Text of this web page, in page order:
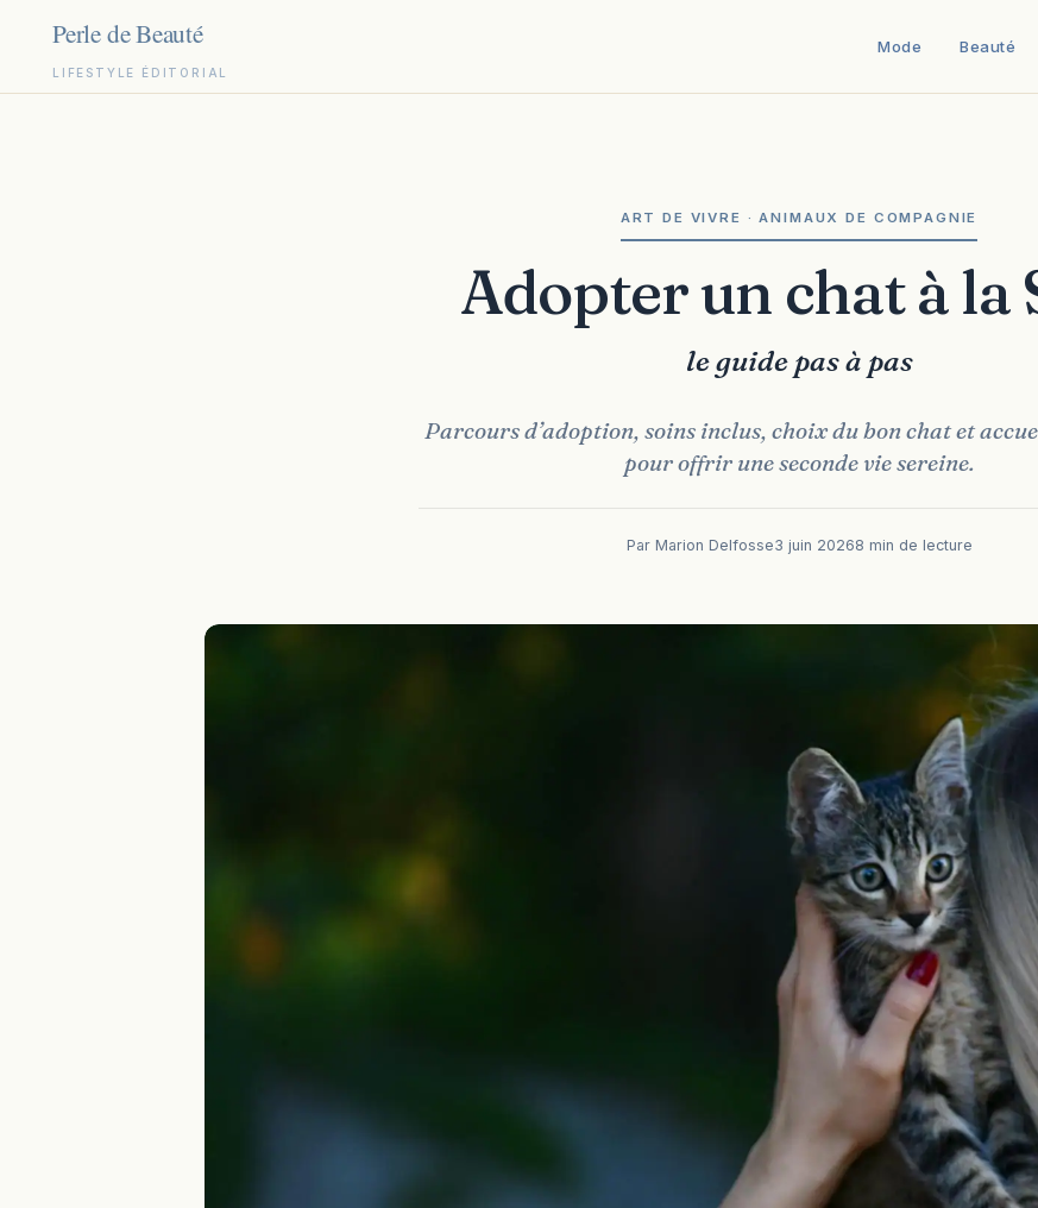
LIFESTYLE ÉDITORIAL
Mode Beauté
ART DE VIVRE · ANIMAUX DE COMPAGNIE
Adopter un chat à la
le guide pas à pas
Parcours d’adoption, soins inclus, choix du bon chat et
pour offrir une seconde vie sereine.
Par Marion Delfosse3 juin 20268 min de lecture